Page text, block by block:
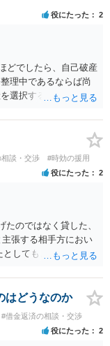
役にたった 2
どでしたら、自己破産
理中であるならば尚
選択する方法もある
談・交渉 #時効の援用
役にたった 2
のではなく貸した、
張する相手方におい
しても、もらったも
ちらからアクション
はどうなのか
#借金返済の相談・交渉
役にたった 2